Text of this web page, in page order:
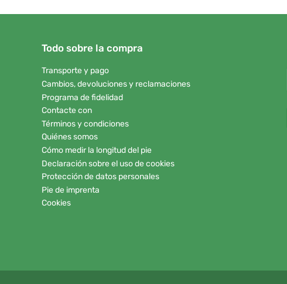
Todo sobre la compra
Transporte y pago
Cambios, devoluciones y reclamaciones
Programa de fidelidad
Contacte con
Términos y condiciones
Quiénes somos
Cómo medir la longitud del pie
Declaración sobre el uso de cookies
Protección de datos personales
Pie de imprenta
Cookies